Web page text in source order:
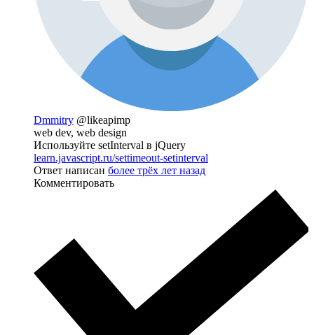
Dmmitry @likeapimp
web dev, web design
Используйте setInterval в jQuery
learn.javascript.ru/settimeout-setinterval
Ответ написан более трёх лет назад
Комментировать